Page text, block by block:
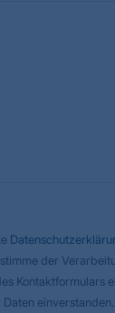
der
Kontaktformulars